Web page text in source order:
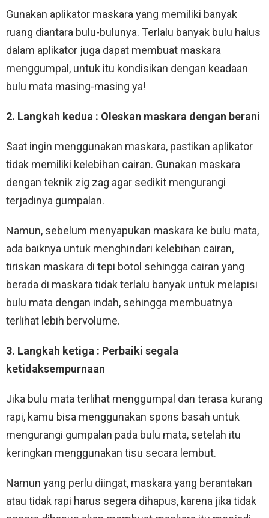
Gunakan aplikator maskara yang memiliki banyak
ruang diantara bulu-bulunya. Terlalu banyak bulu halus
dalam aplikator juga dapat membuat maskara
menggumpal, untuk itu kondisikan dengan keadaan
bulu mata masing-masing ya!
2. Langkah kedua : Oleskan maskara dengan berani
Saat ingin menggunakan maskara, pastikan aplikator
tidak memiliki kelebihan cairan. Gunakan maskara
dengan teknik zig zag agar sedikit mengurangi
terjadinya gumpalan.
Namun, sebelum menyapukan maskara ke bulu mata,
ada baiknya untuk menghindari kelebihan cairan,
tiriskan maskara di tepi botol sehingga cairan yang
berada di maskara tidak terlalu banyak untuk melapisi
bulu mata dengan indah, sehingga membuatnya
terlihat lebih bervolume.
3. Langkah ketiga : Perbaiki segala
ketidaksempurnaan
Jika bulu mata terlihat menggumpal dan terasa kurang
rapi, kamu bisa menggunakan spons basah untuk
mengurangi gumpalan pada bulu mata, setelah itu
keringkan menggunakan tisu secara lembut.
Namun yang perlu diingat, maskara yang berantakan
atau tidak rapi harus segera dihapus, karena jika tidak